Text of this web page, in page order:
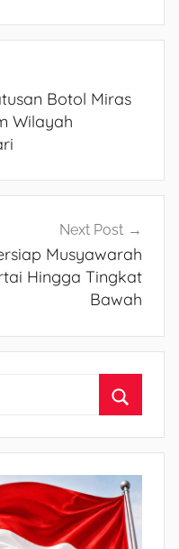
Botol Miras
Wilayah
Next Post
Musyawarah
Hingga Tingkat
Bawah
e
a
r
c